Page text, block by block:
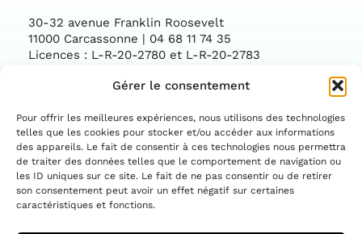
Gérer le consentement
Pour offrir les meilleures expériences, nous utilisons des technologies
telles que les cookies pour stocker et/ou accéder aux informations
des appareils. Le fait de consentir à ces technologies nous permettra
de traiter des données telles que le comportement de navigation ou
les ID uniques sur ce site. Le fait de ne pas consentir ou de retirer
son consentement peut avoir un effet négatif sur certaines
caractéristiques et fonctions.
30-32 avenue Franklin Roosevelt
11000 Carcassonne | 04 68 11 74 35
Licences : L-R-20-2780 et L-R-20-2783
Facebook
ASSOCIATION CONVENTIONNÉE PAR LE
DÉPARTEMENT DE L'AUDE ET LA DIRECTION
RÉGIONALE DES AFFAIRES CULTURELLES
OCCITANIE